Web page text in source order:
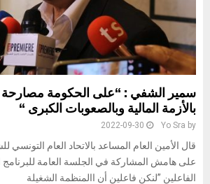
سمير الشفي : “على الحكومة
بالأزمة المالية وبالصعوبات الكبرى “
by
Yo Sra
2022-09-30
قال الأمين العام المساعد بالاتحاد العام
على هامش المشاركة في الجلسة العامة للبرنامج
الفاعلين ”لنكن فاعلين أن االمنظمة الشغيلة